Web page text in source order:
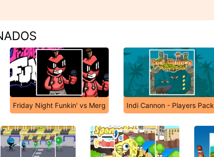
Friday Night Funkin' vs Merg Indi Cannon - Players Pack